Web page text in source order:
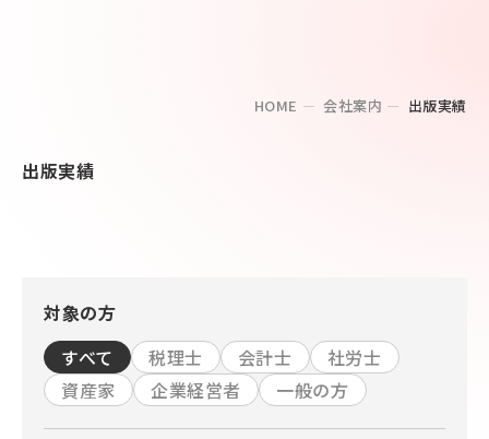
HOME 会社案内 出版実績
出版実績
対象の方
すべて
税理士 会計士
社労士
資産家
企業経営者 一般の方